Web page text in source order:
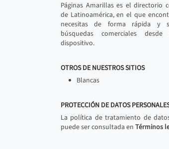
Páginas Amarillas es el directorio
de Latinoamérica, en el que
necesitas de forma rápida y
búsquedas comerciales
dispositivo.
OTROS DE NUESTROS SITIOS
Blancas
PROTECCIÓN DE DATOS
La política de tratamiento de
puede ser consultada en Términos